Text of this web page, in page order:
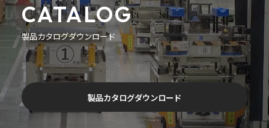
CATALOG
製品カタログダウンロード
製品カタログダウンロード